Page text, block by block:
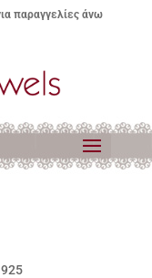
παραγγελίες άνω